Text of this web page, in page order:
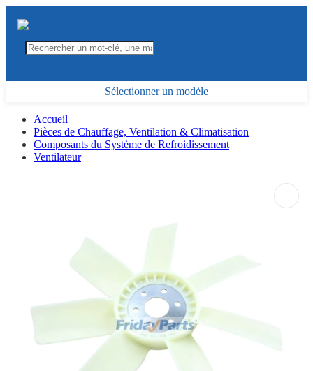
Sélectionner un modèle
Accueil
Pièces de Chauffage, Ventilation & Climatisation
Composants du Système de Refroidissement
Ventilateur